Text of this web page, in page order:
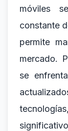
móviles
constante
permite
mercado.
se